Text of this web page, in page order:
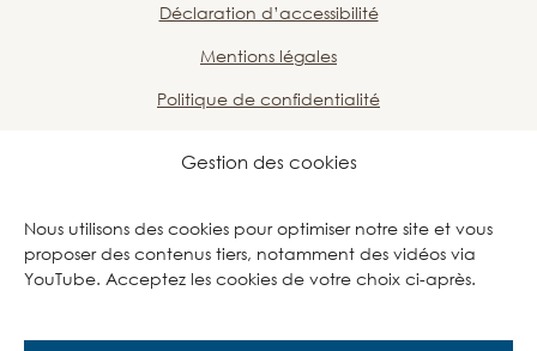
Gestion des cookies
Nous utilisons des cookies pour optimiser notre site et vous
proposer des contenus tiers, notamment des vidéos via
YouTube. Acceptez les cookies de votre choix ci-après.
Déclaration d’accessibilité
Mentions légales
Politique de confidentialité
Page Facebook des PEP Grand Oise
Page LinkedIn des PEP Grand
Page Instagram des
Page Youtube